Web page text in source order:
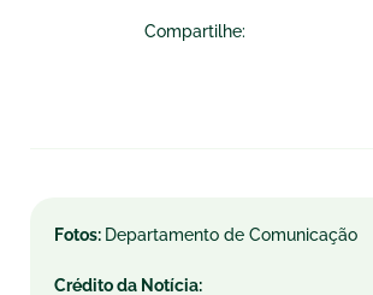
Compartilhe:
Fotos: Departamento de Comunicação
Crédito da Notícia: